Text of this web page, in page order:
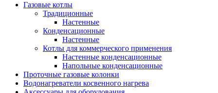
Газовые котлы
Традиционные
Настенные
Конденсационные
Настенные
Котлы для коммерческого применения
Настенные конденсационные
Напольные конденсационные
Проточные газовые колонки
Водонагреватели косвенного нагрева